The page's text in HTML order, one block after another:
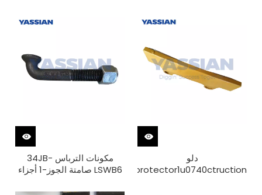
دلو
protector1u0740ctruction
مكونات الترباس 34JB-
LSWB6 صامتة الجوز-1 أجزاء